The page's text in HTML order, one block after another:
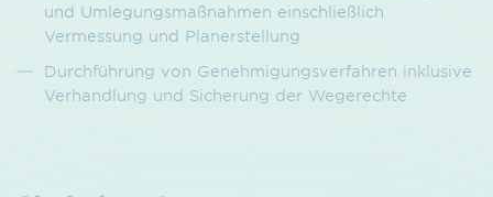
und Umlegungsmaßnahmen einschließlich
Vermessung und Planerstellung
Durchführung von Genehmigungsverfahren inklusive
Verhandlung und Sicherung der Wegerechte